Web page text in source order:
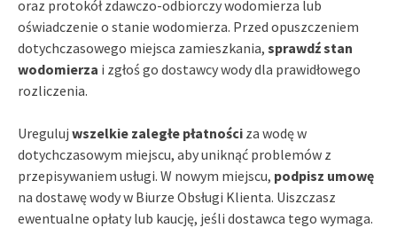
oraz protokół zdawczo-odbiorczy wodomierza lub
oświadczenie o stanie wodomierza. Przed opuszczeniem
dotychczasowego miejsca zamieszkania, sprawdź stan
wodomierza i zgłoś go dostawcy wody dla prawidłowego
rozliczenia.
Ureguluj wszelkie zaległe płatności za wodę w
dotychczasowym miejscu, aby uniknąć problemów z
przepisywaniem usługi. W nowym miejscu, podpisz umowę
na dostawę wody w Biurze Obsługi Klienta. Uiszczasz
ewentualne opłaty lub kaucję, jeśli dostawca tego wymaga.